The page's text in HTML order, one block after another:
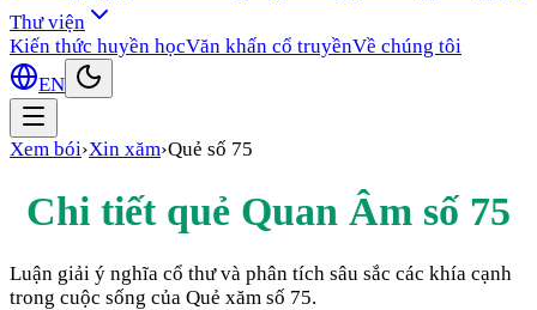
Thư viện
Kiến thức huyền họcVăn khấn cổ truyềnVề chúng tôi
EN
Xem bói›Xin xăm›Quẻ số 75
Chi tiết quẻ Quan Âm số 75
Luận giải ý nghĩa cổ thư và phân tích sâu sắc các khía cạnh
trong cuộc sống của Quẻ xăm số 75.